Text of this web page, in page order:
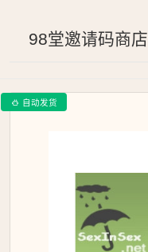
98堂邀请码商店
 自动发货